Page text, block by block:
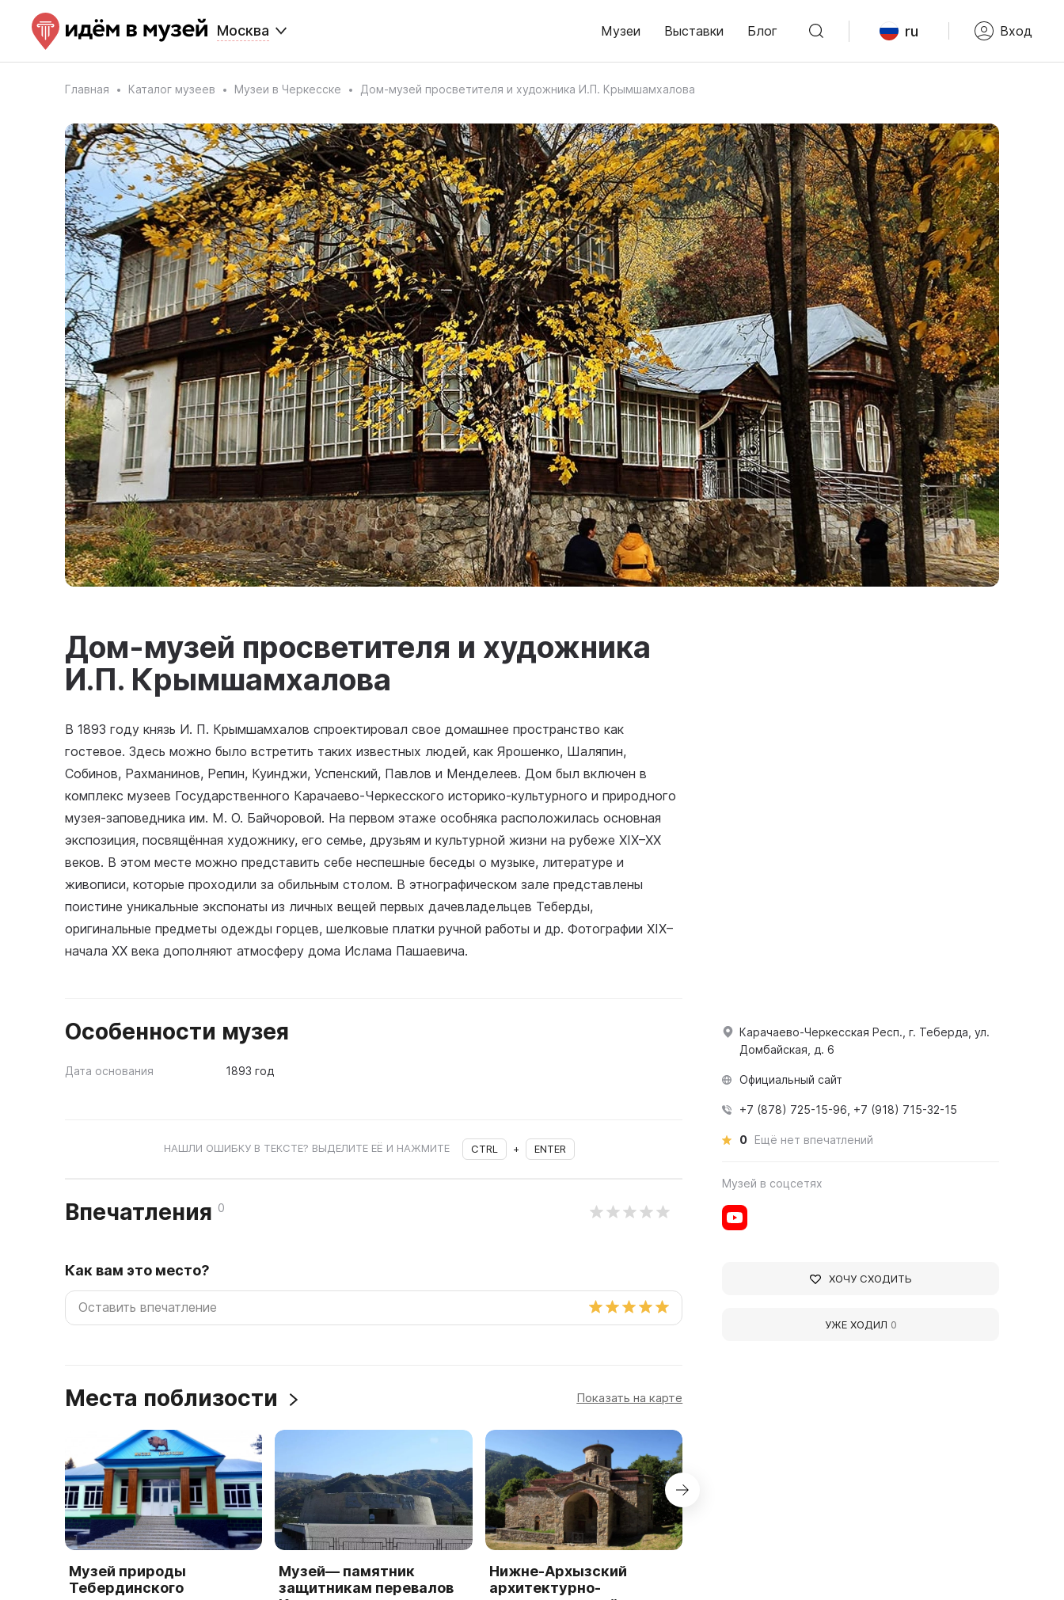
Москва Музеи Выставки Блог ru Вход
Главная Каталог музеев Музеи в Черкесске Дом-музей просветителя и художника И.П. Крымшамхалова
Дом-музей просветителя и художника
И.П. Крымшамхалова
В 1893 году князь И. П. Крымшамхалов спроектировал свое домашнее пространство как
гостевое. Здесь можно было встретить таких известных людей, как Ярошенко, Шаляпин,
Собинов, Рахманинов, Репин, Куинджи, Успенский, Павлов и Менделеев. Дом был включен в
комплекс музеев Государственного Карачаево-Черкесского историко-культурного и природного
музея-заповедника им. М. О. Байчоровой. На первом этаже особняка расположилась основная
экспозиция, посвящённая художнику, его семье, друзьям и культурной жизни на рубеже XIX–XX
веков. В этом месте можно представить себе неспешные беседы о музыке, литературе и
живописи, которые проходили за обильным столом. В этнографическом зале представлены
поистине уникальные экспонаты из личных вещей первых дачевладельцев Теберды,
оригинальные предметы одежды горцев, шелковые платки ручной работы и др. Фотографии XIX–
начала XX века дополняют атмосферу дома Ислама Пашаевича.
Особенности музея
Дата основания 1893 год
НАШЛИ ОШИБКУ В ТЕКСТЕ? ВЫДЕЛИТЕ ЕЁ И НАЖМИТЕ CTRL + ENTER
Впечатления 0
Как вам это место?
Места поблизости Показать на карте
Музей природы
Тебердинского
Музей— памятник
защитникам перевалов
Нижне-Архызский
архитектурно-
Карачаево-Черкесская Респ., г. Теберда, ул.
Домбайская, д. 6
Официальный сайт
+7 (878) 725-15-96, +7 (918) 715-32-15
0 Ещё нет впечатлений
Музей в соцсетях
ХОЧУ СХОДИТЬ
УЖЕ ХОДИЛ 0